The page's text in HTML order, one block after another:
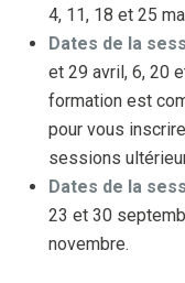
4, 11, 18 et 25
Dates de la
et 29 avril, 6, 20
formation est
pour vous
sessions
Dates de la
23 et 30
novembre.